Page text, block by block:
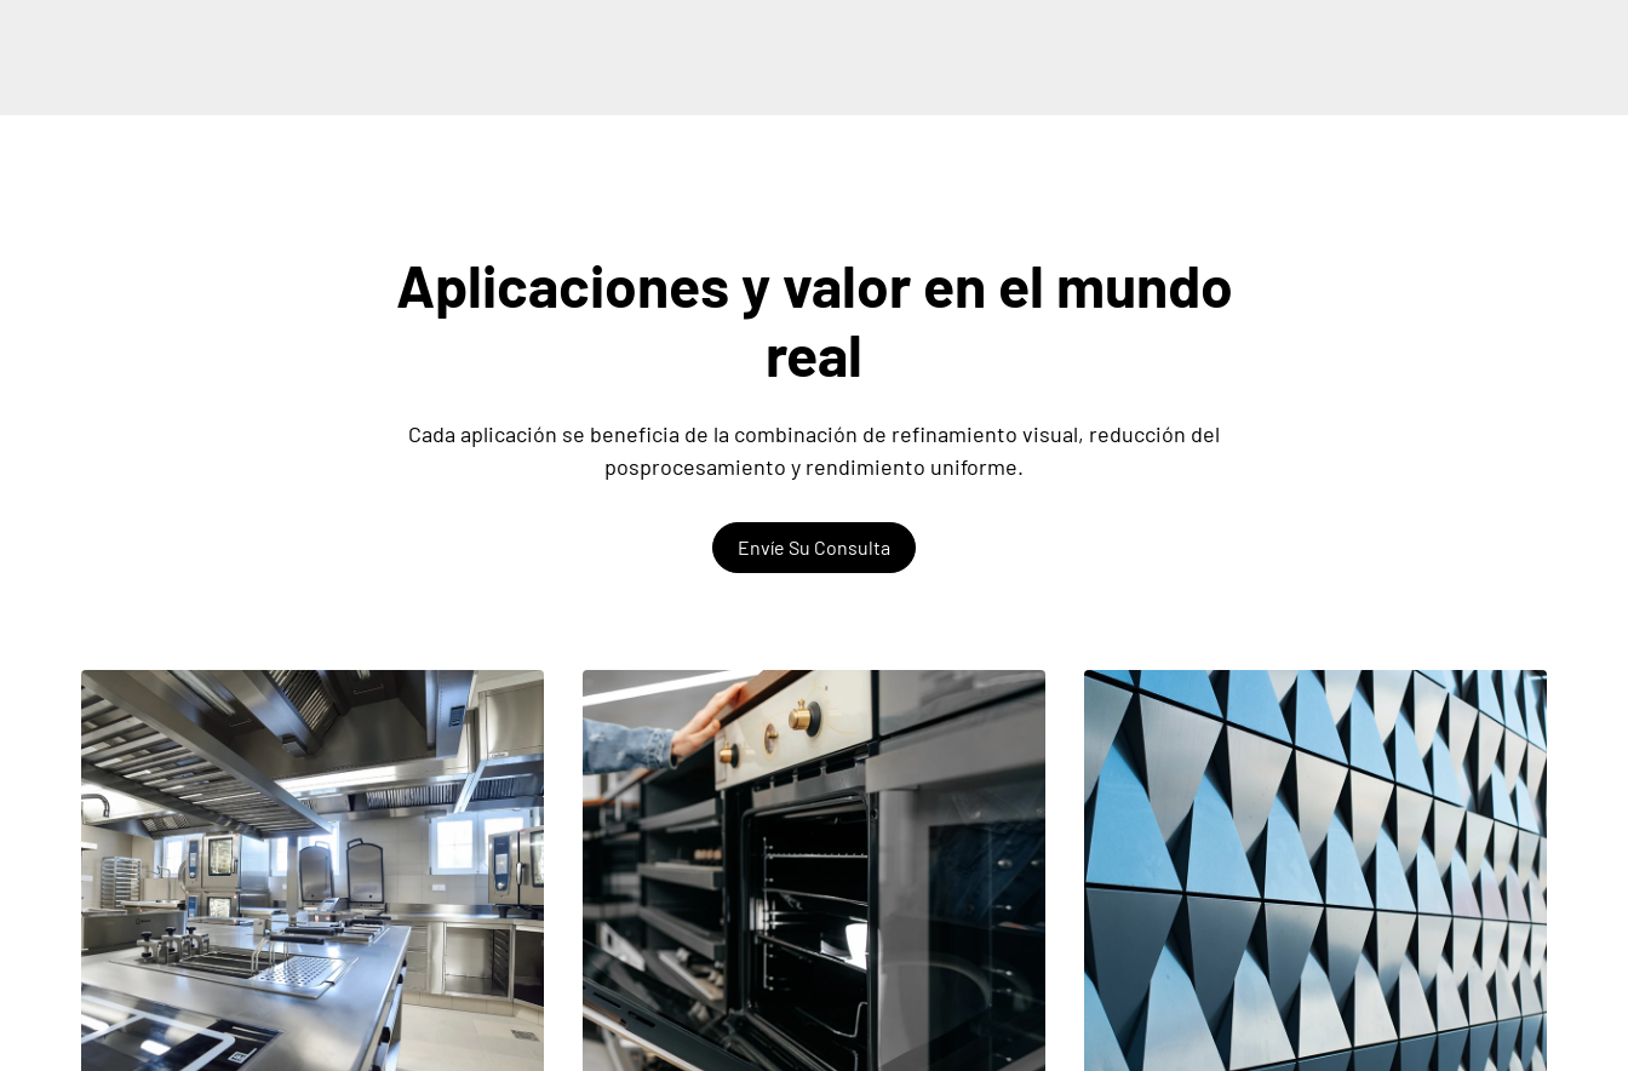
Aplicaciones y valor en el mundo
real
Cada aplicación se beneficia de la combinación de refinamiento visual, reducción del
posprocesamiento y rendimiento uniforme.
Envíe Su Consulta